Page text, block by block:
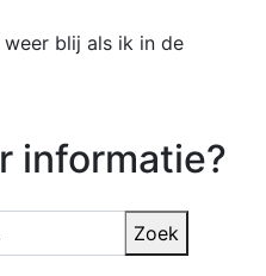
blij als ik in de
informatie?
Zoek